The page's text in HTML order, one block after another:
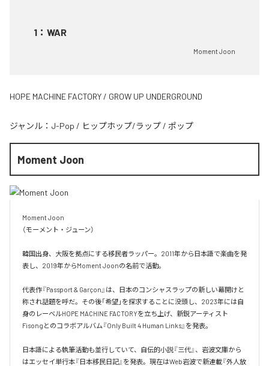
1 ： WAR
Moment Joon
HOPE MACHINE FACTORY / GROW UP UNDERGROUND
ジャンル： J-Pop / ヒップホップ/ラップ / ポップ
Moment Joon
Moment Joon
（モーメント・ジューン）
韓国出身、大阪を拠点にする移民者ラッパー。2011年から日本語で楽曲を発
表し、2019年からMoment Joonの名前で活動。
代表作『Passport & Garçon』は、日本のコンシャスラップの新しい幕開けと
称され話題を呼だ。その後「希望」を探求することに没頭し、2023年には自
身のレーベルHOPE MACHINE FACTORYを立ち上げ、新鋭アーティスト
Fisongとのコラボアルバム『Only Built 4 Human Links』を発表。
日本語による執筆活動も並行していて、自伝的小説『三代』、岩波文庫から
はエッセイ単行本『日本移民日記』を発表。現在はWeb岩波で新連載『外人放